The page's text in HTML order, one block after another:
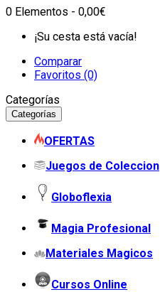
0 Elementos - 0,00€
¡Su cesta está vacía!
Comparar
Favoritos (0)
Categorías
Categorías
OFERTAS
Juegos de Coleccion
Globoflexia
Magia Profesional
Materiales Magicos
Cursos Online